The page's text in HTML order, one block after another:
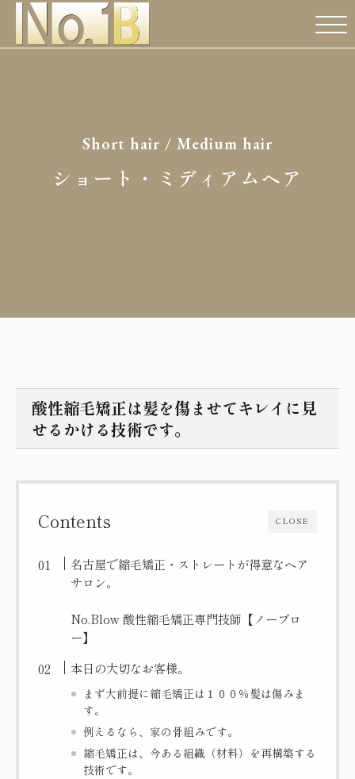
Short hair / Medium hair
ショート・ミディアムヘア
酸性縮毛矯正は髪を傷ませてキレイに見
せるかける技術です。
CLOSE
Contents
名古屋で縮毛矯正・ストレートが得意なヘア
サロン。
No.Blow 酸性縮毛矯正専門技師【ノーブロ
ー】
本日の大切なお客様。
まず大前提に縮毛矯正は１００％髪は傷みま
す。
例えるなら、家の骨組みです。
縮毛矯正は、今ある組織（材料）を再構築する
技術です。